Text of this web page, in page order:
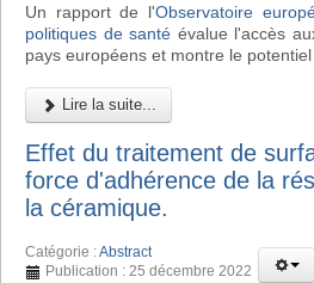
Un rapport de l'Observatoire
politiques de santé évalue l'accès
pays européens et montre le potentiel
Lire la suite...
Effet du traitement de
force d'adhérence de la
la céramique.
Catégorie :Abstract
Publication : 25 décembre 2022